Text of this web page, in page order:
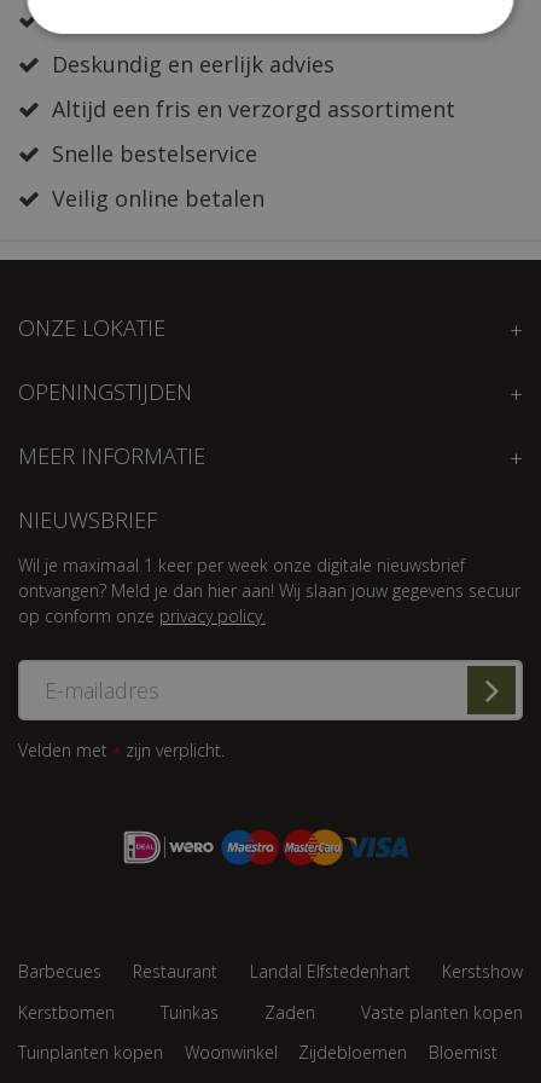
Deskundig en eerlijk advies
Altijd een fris en verzorgd assortiment
Snelle bestelservice
Veilig online betalen
ONZE LOKATIE
OPENINGSTIJDEN
MEER INFORMATIE
NIEUWSBRIEF
Wil je maximaal 1 keer per week onze digitale nieuwsbrief
ontvangen? Meld je dan hier aan! Wij slaan jouw gegevens secuur
op conform onze privacy policy.
Velden met * zijn verplicht.
Barbecues Restaurant Landal Elfstedenhart
Kerstshow
Kerstbomen
Tuinkas Zaden
Vaste planten kopen
Tuinplanten kopen
Woonwinkel Zijdebloemen Bloemist